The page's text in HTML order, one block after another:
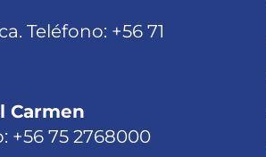
Teléfono: +56 71
Carmen
+56 75 2768000